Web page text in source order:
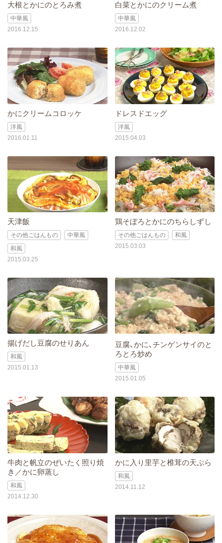
大根とかにのとろみ煮
中華風
2016.12.15
白菜とかにのクリーム煮
中華風
2016.12.02
かにクリームコロッケ
洋風
2016.01.11
ドレスドエッグ
洋風
2015.04.03
天津飯
その他ごはんもの
中華風
和風
2015.03.25
鶏そぼろとかにのちらしずし
その他ごはんもの
和風
2015.03.03
揚げだし豆腐のせりあん
和風
2015.01.13
豆腐、かに、チンゲンサイのと
ろとろ炒め
中華風
2015.01.05
牛肉と帆立のぜいたく照り焼
き／かに卵蒸し
和風
2014.12.30
かに入り里芋と椎茸の天ぷら
和風
2014.11.12